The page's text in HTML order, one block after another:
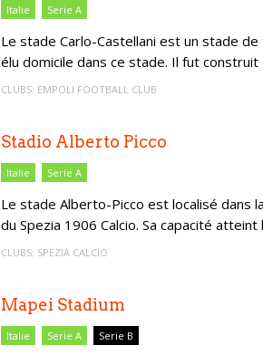
Italie Serie A
Le stade Carlo-Castellani est un stade
élu domicile dans ce stade. Il fut construit
CLUBS: EMPOLI FOOTBALL CLUB
Stadio Alberto Picco
Italie Serie A
Le stade Alberto-Picco est localisé dans
du Spezia 1906 Calcio. Sa capacité atteint
CLUBS: SPEZIA CALCIO
Mapei Stadium
Italie Serie A Serie B